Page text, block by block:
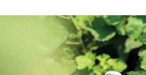
meer over Proef de